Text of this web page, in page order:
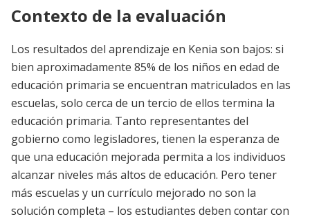
Contexto de la evaluación
Los resultados del aprendizaje en Kenia son bajos: si
bien aproximadamente 85% de los niños en edad de
educación primaria se encuentran matriculados en las
escuelas, solo cerca de un tercio de ellos termina la
educación primaria. Tanto representantes del
gobierno como legisladores, tienen la esperanza de
que una educación mejorada permita a los individuos
alcanzar niveles más altos de educación. Pero tener
más escuelas y un currículo mejorado no son la
solución completa – los estudiantes deben contar con